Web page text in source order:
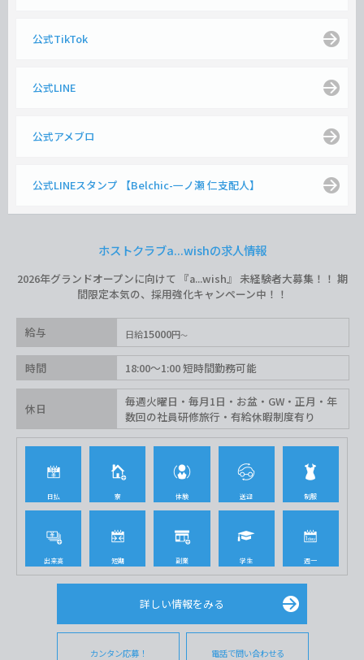
公式TikTok
公式LINE
公式アメブロ
公式LINEスタンプ 【Belchic-一ノ瀬 仁支配人】
ホストクラブa...wishの求人情報
2026年グランドオープンに向けて 『a...wish』 未経験者大募集！！ 期
間限定本気の、採用強化キャンペーン中！！
給与 日給15000円
時間 18:00〜1:00 短時間勤務可能
休日
毎週火曜日・毎月1日・お盆・GW・正月・年
数回の社員研修旅行・有給休暇制度有り
日払 寮 体験 送迎 制服
出来高 短期 副業 学生 週一
詳しい情報をみる
カンタン応募！ 電話で問い合わせる